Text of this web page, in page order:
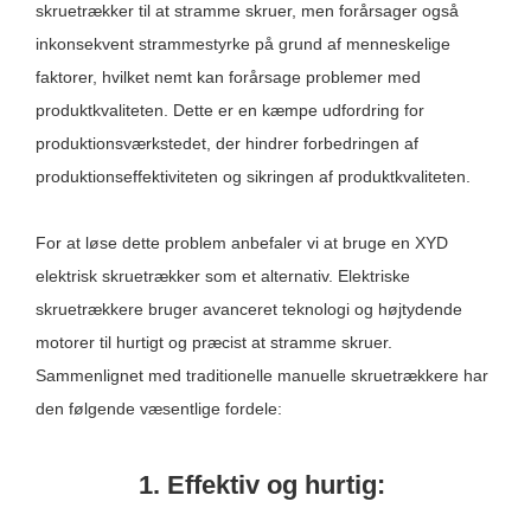
skruetrækker til at stramme skruer, men forårsager også
inkonsekvent strammestyrke på grund af menneskelige
faktorer, hvilket nemt kan forårsage problemer med
produktkvaliteten. Dette er en kæmpe udfordring for
produktionsværkstedet, der hindrer forbedringen af ​​
produktionseffektiviteten og sikringen af ​​produktkvaliteten.
For at løse dette problem anbefaler vi at bruge en XYD
elektrisk skruetrækker som et alternativ. Elektriske
skruetrækkere bruger avanceret teknologi og højtydende
motorer til hurtigt og præcist at stramme skruer.
Sammenlignet med traditionelle manuelle skruetrækkere har
den følgende væsentlige fordele:
1. Effektiv og hurtig: